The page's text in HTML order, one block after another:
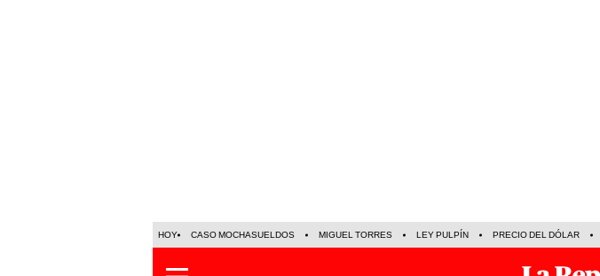
HOY CASO MOCHASUELDOS MIGUEL TORRES LEY PULPÍN PRECIO DEL DÓLAR